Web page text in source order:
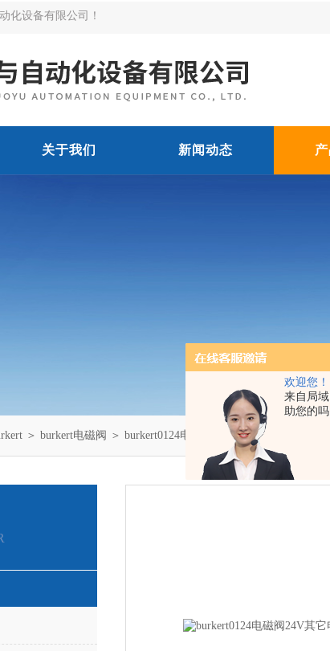
欢迎您！
来自局
助您的吗
化设备有限公司！
关于我们 新闻动态
＞ burkert电磁阀 ＞ burkert0124电磁阀24V其它电压请咨询